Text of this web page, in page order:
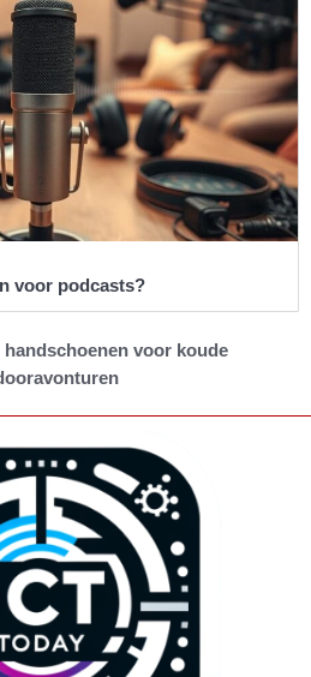
voor podcasts?
handschoenen voor koude